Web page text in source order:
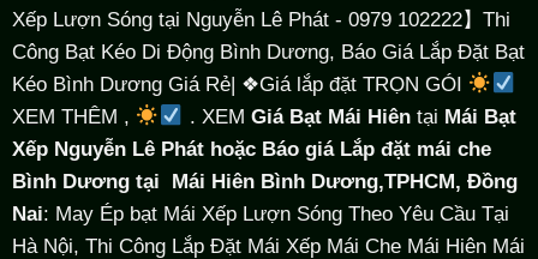
Xếp Lượn Sóng tại Nguyễn Lê Phát - 0979 102222】Thi
Công Bạt Kéo Di Động Bình Dương, Báo Giá Lắp Đặt Bạt
Kéo Bình Dương Giá Rẻ| ❖Giá lắp đặt TRỌN GÓI
XEM THÊM ,
. XEM Giá Bạt Mái Hiêntại Mái Bạt
Xếp Nguyễn Lê Phát hoặc Báo giá Lắp đặt mái che
Bình Dương tại Mái Hiên Bình Dương,TPHCM, Đồng
Nai: May Ép bạt Mái Xếp Lượn Sóng Theo Yêu Cầu Tại
Hà Nội, Thi Công Lắp Đặt Mái Xếp Mái Che Mái Hiên Mái